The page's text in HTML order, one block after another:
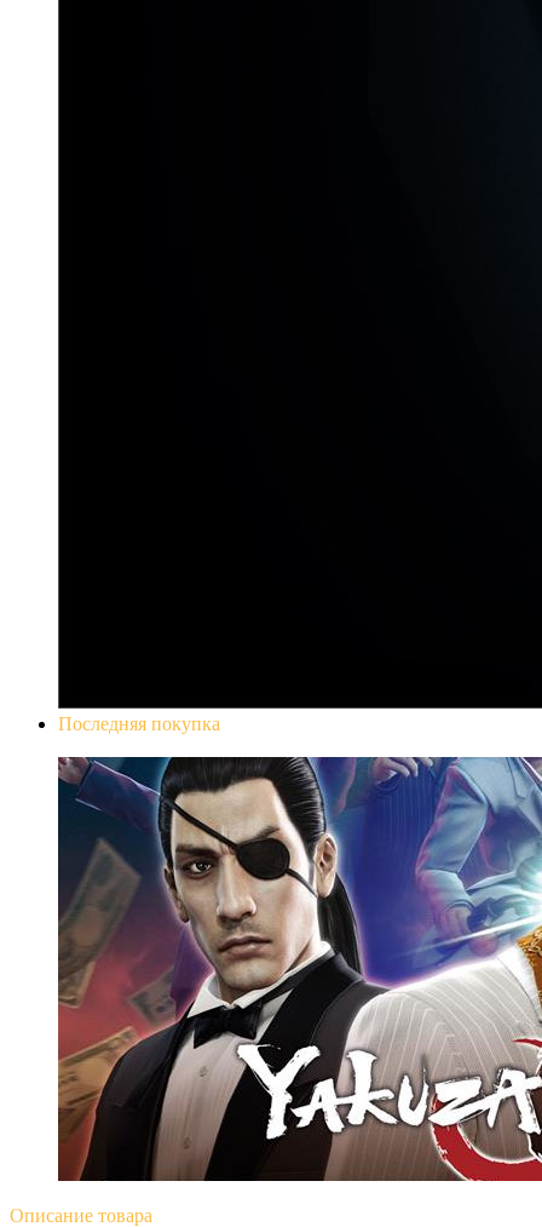
Последняя покупка
Описание товара